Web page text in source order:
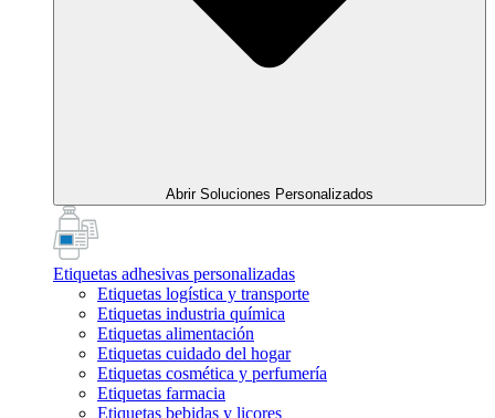
Abrir Soluciones Personalizados
Etiquetas adhesivas personalizadas
Etiquetas logística y transporte
Etiquetas industria química
Etiquetas alimentación
Etiquetas cuidado del hogar
Etiquetas cosmética y perfumería
Etiquetas farmacia
Etiquetas bebidas y licores